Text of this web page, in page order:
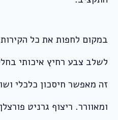
במקום לחפות את כל
לשלב צבע רחיץ איכותי
זה מאפשר חיסכון כלכלי
ומאוורר. ריצוף גרניט